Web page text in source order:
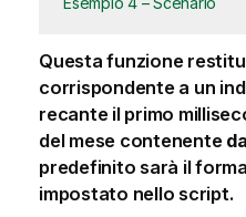
Questa funzione
corrispondente a un
recante il primo
del mese contenente
predefinito sarà il
impostato nello script.